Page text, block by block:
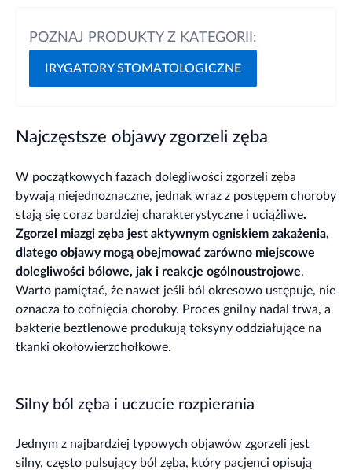
POZNAJ PRODUKTY Z KATEGORII:
IRYGATORY STOMATOLOGICZNE
Najczęstsze objawy zgorzeli zęba
W początkowych fazach dolegliwości zgorzeli zęba
bywają niejednoznaczne, jednak wraz z postępem choroby
stają się coraz bardziej charakterystyczne i uciążliwe.
Zgorzel miazgi zęba jest aktywnym ogniskiem zakażenia,
dlatego objawy mogą obejmować zarówno miejscowe
dolegliwości bólowe, jak i reakcje ogólnoustrojowe.
Warto pamiętać, że nawet jeśli ból okresowo ustępuje, nie
oznacza to cofnięcia choroby. Proces gnilny nadal trwa, a
bakterie beztlenowe produkują toksyny oddziałujące na
tkanki okołowierzchołkowe.
Silny ból zęba i uczucie rozpierania
Jednym z najbardziej typowych objawów zgorzeli jest
silny, często pulsujący ból zęba, który pacjenci opisują